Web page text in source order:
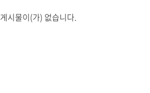
게시물이(가) 없습니다.